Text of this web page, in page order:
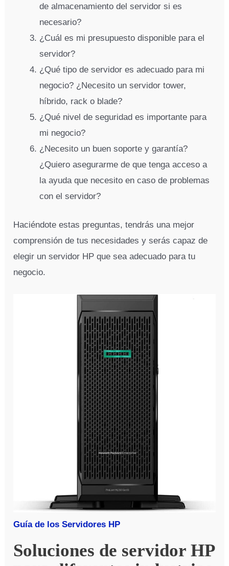
de almacenamiento del servidor si es
necesario?
¿Cuál es mi presupuesto disponible para el
servidor?
¿Qué tipo de servidor es adecuado para mi
negocio? ¿Necesito un servidor tower,
híbrido, rack o blade?
¿Qué nivel de seguridad es importante para
mi negocio?
¿Necesito un buen soporte y garantía?
¿Quiero asegurarme de que tenga acceso a
la ayuda que necesito en caso de problemas
con el servidor?
Haciéndote estas preguntas, tendrás una mejor
comprensión de tus necesidades y serás capaz de
elegir un servidor HP que sea adecuado para tu
negocio.
Guía de los Servidores HP
Soluciones de servidor HP